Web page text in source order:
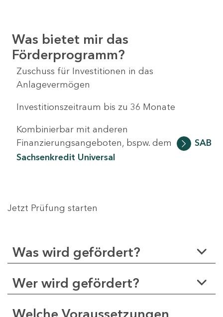
Was bietet mir das
Förderprogramm?
Zuschuss für Investitionen in das
Anlagevermögen
Investitionszeitraum bis zu 36 Monate
Kombinierbar mit anderen
Finanzierungsangeboten, bspw. dem
SAB
Sachsenkredit Universal
Jetzt Prüfung starten
Was wird gefördert?
Wer wird gefördert?
Welche Voraussetzungen